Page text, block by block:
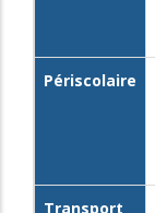
Périscolaire
Transport